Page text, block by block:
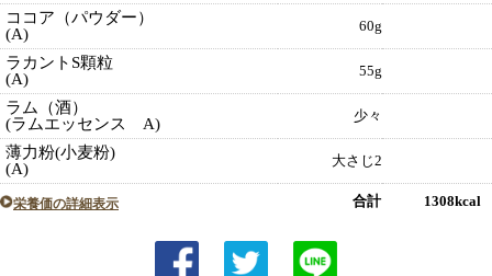
ココア（パウダー）
(A)
60g
ラカントS顆粒
(A)
55g
ラム（酒）
(ラムエッセンス A)
少々
薄力粉(小麦粉)
(A)
大さじ2
栄養価の詳細表示 合計 1308kcal